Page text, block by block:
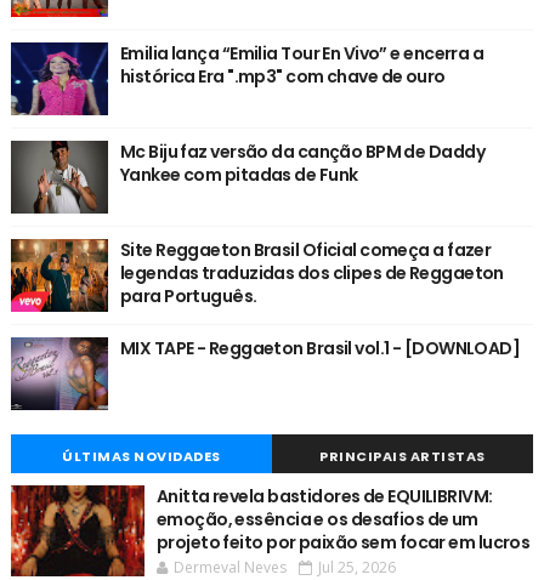
Emilia lança “Emilia Tour En Vivo” e encerra a
histórica Era ".mp3" com chave de ouro
Mc Biju faz versão da canção BPM de Daddy
Yankee com pitadas de Funk
Site Reggaeton Brasil Oficial começa a fazer
legendas traduzidas dos clipes de Reggaeton
para Português.
MIX TAPE - Reggaeton Brasil vol.1 - [DOWNLOAD]
ÚLTIMAS NOVIDADES PRINCIPAIS ARTISTAS
Anitta revela bastidores de EQUILIBRIVM:
emoção, essência e os desafios de um
projeto feito por paixão sem focar em lucros
Dermeval Neves Jul 25, 2026